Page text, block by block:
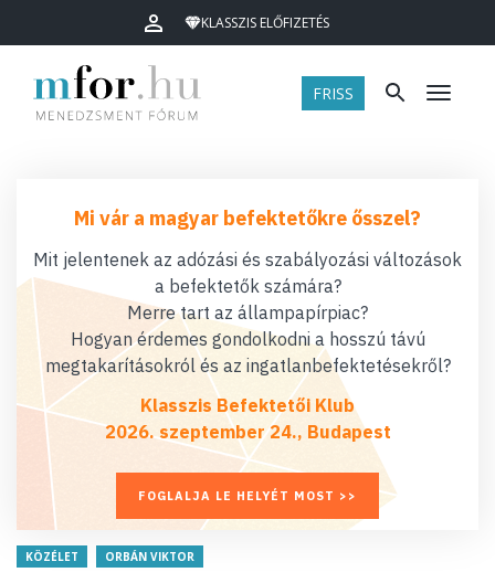
KLASSZIS ELŐFIZETÉS
FRISS Menü
Mi vár a magyar befektetőkre ősszel?
Mit jelentenek az adózási és szabályozási változások
a befektetők számára?
Merre tart az állampapírpiac?
Hogyan érdemes gondolkodni a hosszú távú
megtakarításokról és az ingatlanbefektetésekről?
Klasszis Befektetői Klub
2026. szeptember 24., Budapest
FOGLALJA LE HELYÉT MOST >>
KÖZÉLET ORBÁN VIKTOR